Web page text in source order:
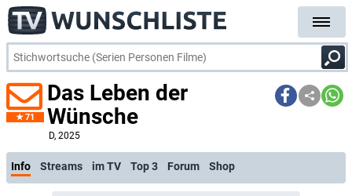
71
Das Leben der
Wünsche
D, 2025
Info Streams im TV Top 3 Forum Shop